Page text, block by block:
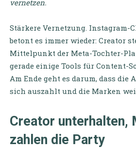
vernetzen.
Stärkere Vernetzung. Instagram-
betont es immer wieder: Creator
Mittelpunkt der Meta-Tochter-
gerade einige Tools für Content-
Am Ende geht es darum, dass die
sich auszahlt und die Marken
Creator unterhalten,
zahlen die Party